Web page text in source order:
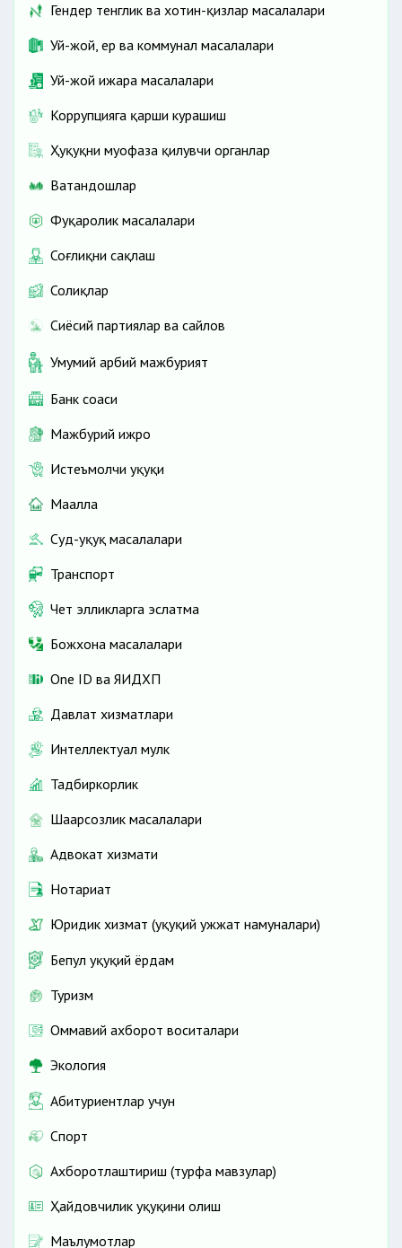
Гендер тенглик ва хотин-қизлар масалалари
Уй-жой, ер ва коммунал масалалари
Уй-жой ижара масалалари
Коррупцияга қарши курашиш
Ҳуқуқни муҳофаза қилувчи органлар
Ватандошлар
Фуқаролик масалалари
Соғлиқни сақлаш
Солиқлар
Сиёсий партиялар ва сайлов
Умумий ҳарбий мажбурият
Банк соҳаси
Мажбурий ижро
Истеъмолчи ҳуқуқи
Маҳалла
Суд-ҳуқуқ масалалари
Транспорт
Чет элликларга эслатма
Божхона масалалари
One ID ва ЯИДХП
Давлат хизматлари
Интеллектуал мулк
Тадбиркорлик
Шаҳарсозлик масалалари
Адвокат хизмати
Нотариат
Юридик хизмат (ҳуқуқий ҳужжат намуналари)
Бепул ҳуқуқий ёрдам
Туризм
Оммавий ахборот воситалари
Экология
Абитуриентлар учун
Спорт
Ахборотлаштириш (турфа мавзулар)
Ҳайдовчилик ҳуқуқини олиш
Маълумотлар